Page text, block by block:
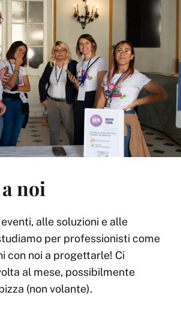
noi
alle soluzioni e alle
per professionisti come
con noi a progettarle! Ci
al mese, possibilmente
(non volante).